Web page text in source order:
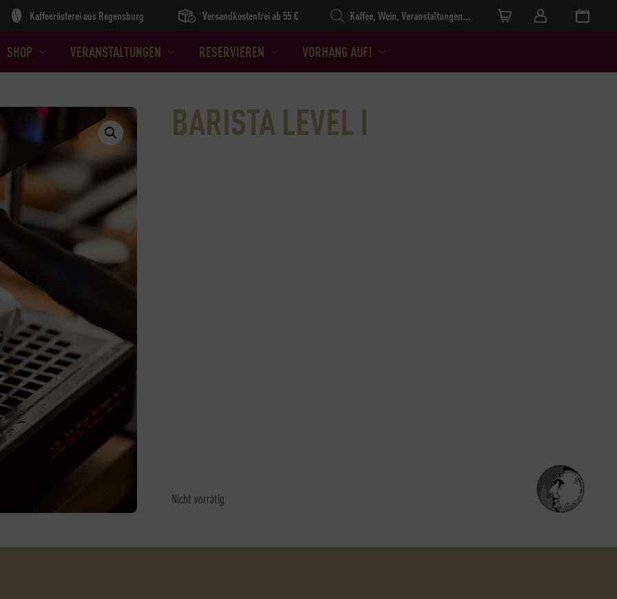
SHOP VERANSTALTUNGEN RESERVIEREN VORHANG AUF!
Kaffeerösterei aus Regensburg Versandkostenfrei ab 55 €
Products search
BARISTA LEVEL I
Nicht vorrätig